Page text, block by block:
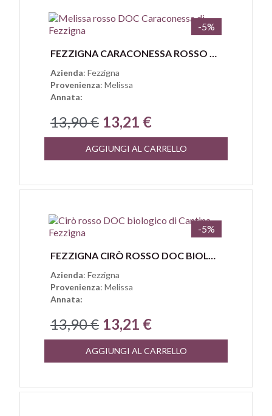
Anteprima
-5%
FEZZIGNA CARACONESSA ROSSO MELISSA DOC
Azienda: Fezzigna
Provenienza: Melissa
Annata:
13,90 € 13,21 €
AGGIUNGI AL CARRELLO
Anteprima
-5%
FEZZIGNA CIRÒ ROSSO DOC BIOLOGICO
Azienda: Fezzigna
Provenienza: Melissa
Annata:
13,90 € 13,21 €
AGGIUNGI AL CARRELLO